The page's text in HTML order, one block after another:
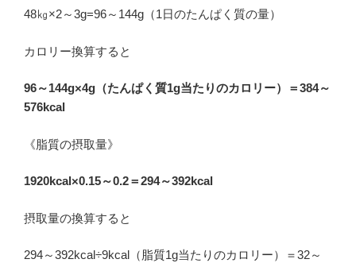
48㎏×2～3g=96～144g（1日のたんぱく質の量）
カロリー換算すると
96～144g×4g（たんぱく質1g当たりのカロリー）＝384～
576kcal
《脂質の摂取量》
1920kcal×0.15～0.2＝294～392kcal
摂取量の換算すると
294～392kcal÷9kcal（脂質1g当たりのカロリー）＝32～